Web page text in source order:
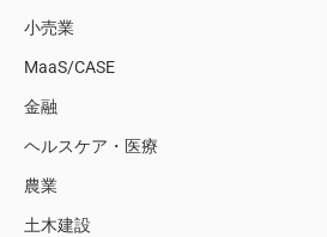
小売業
MaaS/CASE
金融
ヘルスケア・医療
農業
土木建設